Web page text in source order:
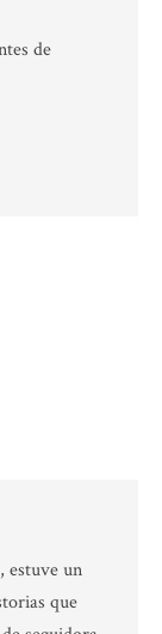
de
estuve un
que